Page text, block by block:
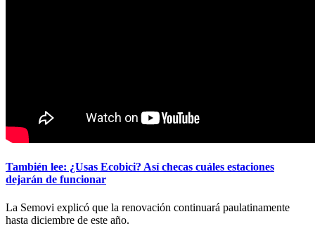
También lee: ¿Usas Ecobici? Así checas cuáles estaciones
dejarán de funcionar
La Semovi explicó que la renovación continuará paulatinamente
hasta diciembre de este año.